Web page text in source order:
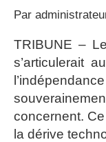
Par
TRIBUNE –
s’articulerait
concernent.
la dérive